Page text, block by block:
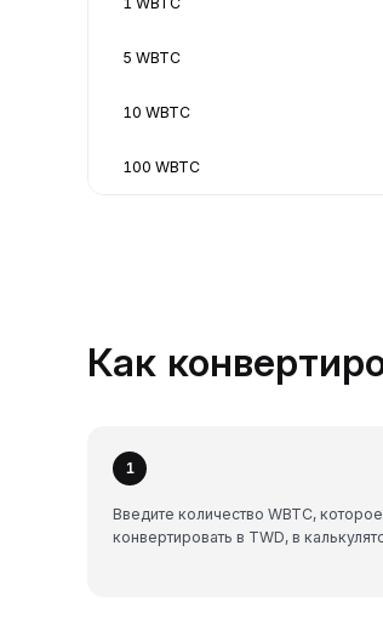
5 WBTC
10 WBTC
100 WBTC
Как
1
Введите количество WBTC, которое
конвертировать в TWD, в